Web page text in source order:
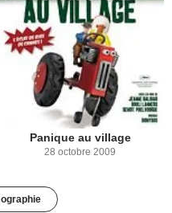
Panique au village
28 octobre 2009